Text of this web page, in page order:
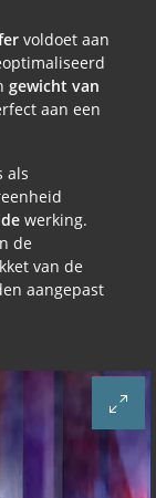
voldoet aan
gewicht van
aan een
als
werking.
de
van de
aangepast